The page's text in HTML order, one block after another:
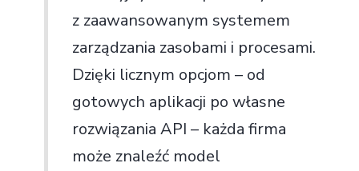
z zaawansowanym systemem
zarządzania zasobami i procesami.
Dzięki licznym opcjom – od
gotowych aplikacji po własne
rozwiązania API – każda firma
może znaleźć model